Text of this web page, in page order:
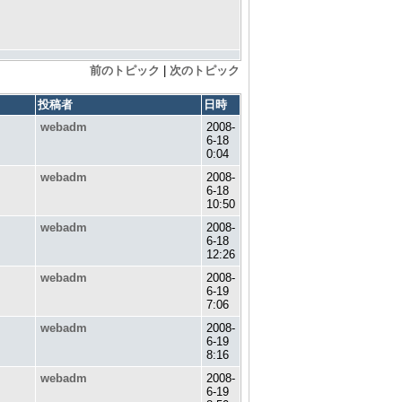
前のトピック 次のトピック
投稿者
日時
webadm
2008-
6-18
0:04
webadm
2008-
6-18
10:50
webadm
2008-
6-18
12:26
webadm
2008-
6-19
7:06
webadm
2008-
6-19
8:16
webadm
2008-
6-19